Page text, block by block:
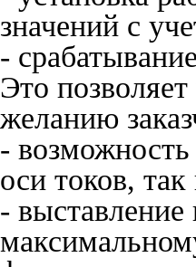
значений с
-
Это
желанию
- возможность
оси токов,
-